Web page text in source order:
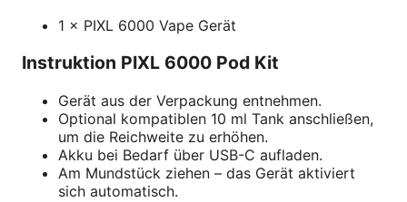
1 × PIXL 6000 Vape Gerät
Instruktion PIXL 6000 Pod Kit
Gerät aus der Verpackung entnehmen.
Optional kompatiblen 10 ml Tank anschließen,
um die Reichweite zu erhöhen.
Akku bei Bedarf über USB-C aufladen.
Am Mundstück ziehen – das Gerät aktiviert
sich automatisch.